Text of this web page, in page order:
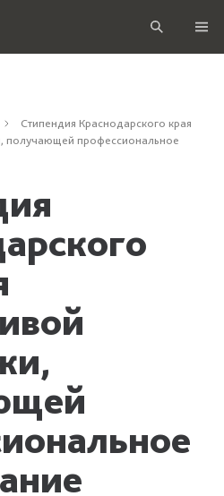
Стипендия Краснодарского края
получающей профессиональное